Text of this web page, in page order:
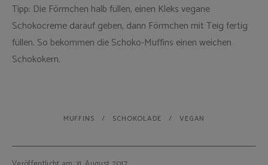
Tipp: Die Förmchen halb füllen, einen Kleks vegane
Schokocreme darauf geben, dann Förmchen mit Teig fertig
füllen. So bekommen die Schoko-Muffins einen weichen
Schokokern.
MUFFINS SCHOKOLADE VEGAN